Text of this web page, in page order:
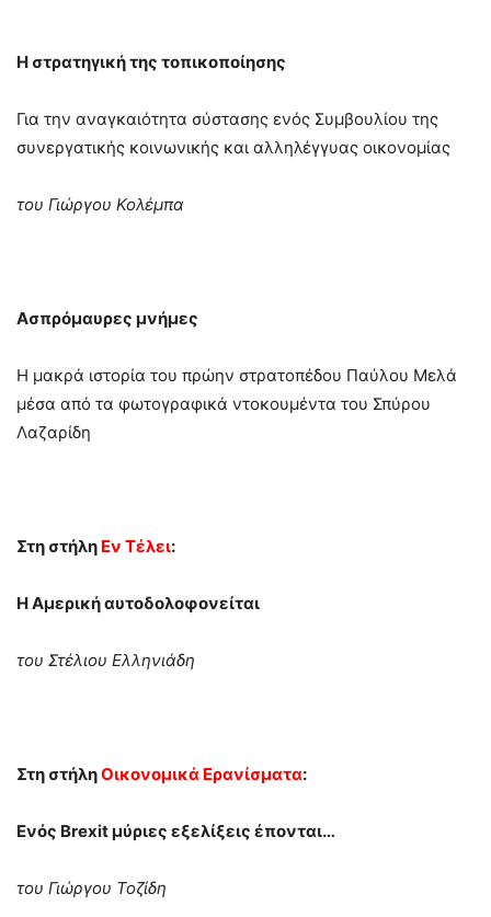
Η στρατηγική της τοπικοποίησης
Για την αναγκαιότητα σύστασης ενός Συμβουλίου της
συνεργατικής κοινωνικής και αλληλέγγυας οικονομίας
του Γιώργου Κολέμπα
Ασπρόμαυρες μνήμες
Η μακρά ιστορία του πρώην στρατοπέδου Παύλου Μελά
μέσα από τα φωτογραφικά ντοκουμέντα του Σπύρου
Λαζαρίδη
Στη στήλη Εν Τέλει:
Η Αμερική αυτοδολοφονείται
του Στέλιου Ελληνιάδη
Στη στήληΟικονομικά Ερανίσματα:
Ενός Βrexit μύριες εξελίξεις έπονται…
του Γιώργου Τοζίδη